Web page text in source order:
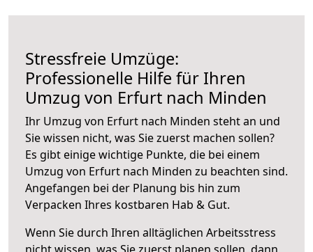
Stressfreie Umzüge:
Professionelle Hilfe für Ihren
Umzug von Erfurt nach Minden
Ihr Umzug von Erfurt nach Minden steht an und
Sie wissen nicht, was Sie zuerst machen sollen?
Es gibt einige wichtige Punkte, die bei einem
Umzug von Erfurt nach Minden zu beachten sind.
Angefangen bei der Planung bis hin zum
Verpacken Ihres kostbaren Hab & Gut.
Wenn Sie durch Ihren alltäglichen Arbeitsstress